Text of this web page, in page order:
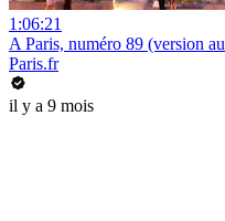
1:06:21
A Paris, numéro 89 (version
Paris.fr
il y a 9 mois